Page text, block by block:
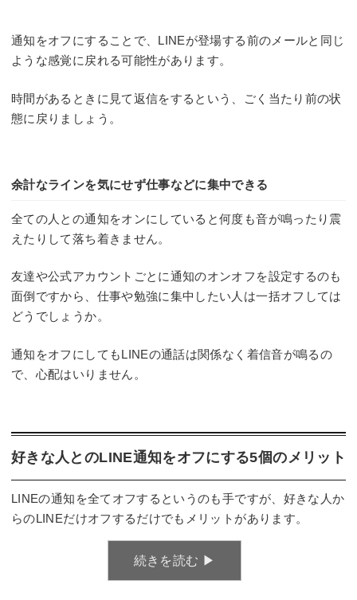
通知をオフにすることで、LINEが登場する前のメールと同じ
ような感覚に戻れる可能性があります。
時間があるときに見て返信をするという、ごく当たり前の状
態に戻りましょう。
余計なラインを気にせず仕事などに集中できる
全ての人との通知をオンにしていると何度も音が鳴ったり震
えたりして落ち着きません。
友達や公式アカウントごとに通知のオンオフを設定するのも
面倒ですから、仕事や勉強に集中したい人は一括オフしては
どうでしょうか。
通知をオフにしてもLINEの通話は関係なく着信音が鳴るの
で、心配はいりません。
好きな人とのLINE通知をオフにする5個のメリット
LINEの通知を全てオフするというのも手ですが、好きな人か
らのLINEだけオフするだけでもメリットがあります。
続きを読む ▶︎